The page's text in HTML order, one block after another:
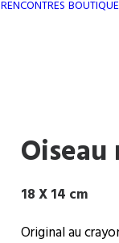
RENCONTRES BOUTIQUE
18 X 14 cm
Original au